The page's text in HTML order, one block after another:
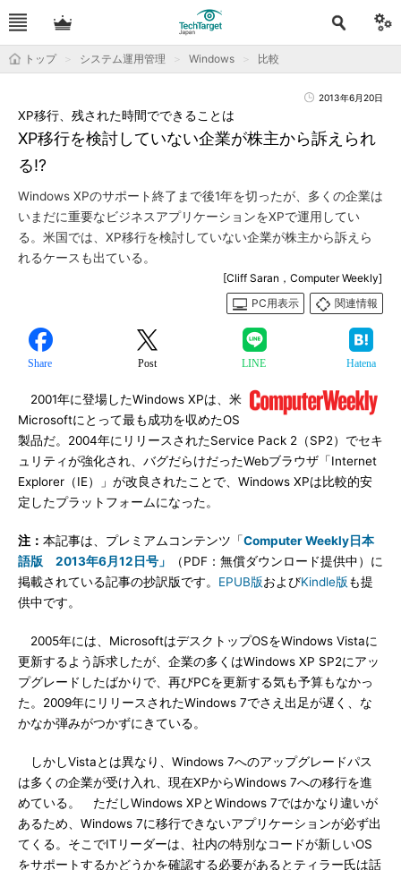
トップ システム運用管理 Windows 比較
2013年6月20日
XP移行を検討していない企業が株主から訴えられ
る!?
XP移行、残された時間でできることは
Windows XPのサポート終了まで後1年を切ったが、多くの企業は
いまだに重要なビジネスアプリケーションをXPで運用してい
る。米国では、XP移行を検討していない企業が株主から訴えら
れるケースも出ている。
[Cliff Saran，Computer Weekly]
PC用表示
関連情報
Share Post LINE Hatena
2001年に登場したWindows XPは、米
Microsoftにとって最も成功を収めたOS
製品だ。2004年にリリースされたService Pack 2（SP2）でセキ
ュリティが強化され、バグだらけだったWebブラウザ「Internet
Explorer（IE）」が改良されたことで、Windows XPは比較的安
定したプラットフォームになった。
注： 本記事は、プレミアムコンテンツ「Computer Weekly日本
語版 2013年6月12日号」
（PDF：無償ダウンロード提供中）に
掲載されている記事の抄訳版です。 EPUB版およびKindle版も提
供中です。
2005年には、MicrosoftはデスクトップOSをWindows Vistaに
更新するよう訴求したが、企業の多くはWindows XP SP2にアッ
プグレードしたばかりで、再びPCを更新する気も予算もなかっ
た。2009年にリリースされたWindows 7でさえ出足が遅く、な
かなか弾みがつかずにきている。
しかしVistaとは異なり、Windows 7へのアップグレードパス
は多くの企業が受け入れ、現在XPからWindows 7への移行を進
めている。 ただしWindows XPとWindows 7ではかなり違いが
あるため、Windows 7に移行できないアプリケーションが必ず出
てくる。そこでITリーダーは、社内の特別なコードが新しいOS
をサポートするかどうかを確認する必要があるとティラー氏は話